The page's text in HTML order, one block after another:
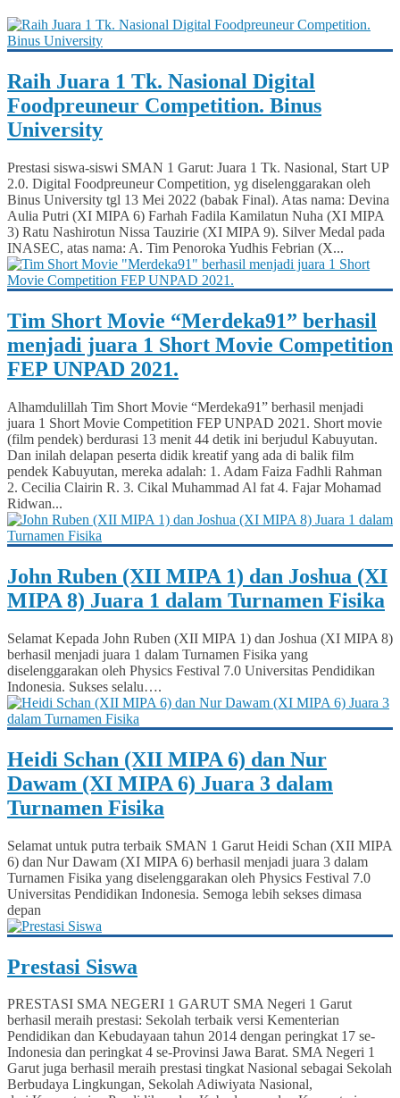
Raih Juara 1 Tk. Nasional Digital
Foodpreuneur Competition. Binus
University
Prestasi siswa-siswi SMAN 1 Garut: Juara 1 Tk. Nasional, Start UP
2.0. Digital Foodpreuneur Competition, yg diselenggarakan oleh
Binus University tgl 13 Mei 2022 (babak Final). Atas nama: Devina
Aulia Putri (XI MIPA 6) Farhah Fadila Kamilatun Nuha (XI MIPA
3) Ratu Nashirotun Nissa Tauzirie (XI MIPA 9). Silver Medal pada
INASEC, atas nama: A. Tim Penoroka Yudhis Febrian (X...
Tim Short Movie “Merdeka91” berhasil
menjadi juara 1 Short Movie Competition
FEP UNPAD 2021.
Alhamdulillah Tim Short Movie “Merdeka91” berhasil menjadi
juara 1 Short Movie Competition FEP UNPAD 2021. Short movie
(film pendek) berdurasi 13 menit 44 detik ini berjudul Kabuyutan.
Dan inilah delapan peserta didik kreatif yang ada di balik film
pendek Kabuyutan, mereka adalah: 1. Adam Faiza Fadhli Rahman
2. Cecilia Clairin R. 3. Cikal Muhammad Al fat 4. Fajar Mohamad
Ridwan...
John Ruben (XII MIPA 1) dan Joshua (XI
MIPA 8) Juara 1 dalam Turnamen Fisika
Selamat Kepada John Ruben (XII MIPA 1) dan Joshua (XI MIPA 8)
berhasil menjadi juara 1 dalam Turnamen Fisika yang
diselenggarakan oleh Physics Festival 7.0 Universitas Pendidikan
Indonesia. Sukses selalu….
Heidi Schan (XII MIPA 6) dan Nur
Dawam (XI MIPA 6) Juara 3 dalam
Turnamen Fisika
Selamat untuk putra terbaik SMAN 1 Garut Heidi Schan (XII MIPA
6) dan Nur Dawam (XI MIPA 6) berhasil menjadi juara 3 dalam
Turnamen Fisika yang diselenggarakan oleh Physics Festival 7.0
Universitas Pendidikan Indonesia. Semoga lebih sekses dimasa
depan
Prestasi Siswa
PRESTASI SMA NEGERI 1 GARUT SMA Negeri 1 Garut
berhasil meraih prestasi: Sekolah terbaik versi Kementerian
Pendidikan dan Kebudayaan tahun 2014 dengan peringkat 17 se-
Indonesia dan peringkat 4 se-Provinsi Jawa Barat. SMA Negeri 1
Garut juga berhasil meraih prestasi tingkat Nasional sebagai Sekolah
Berbudaya Lingkungan, Sekolah Adiwiyata Nasional,